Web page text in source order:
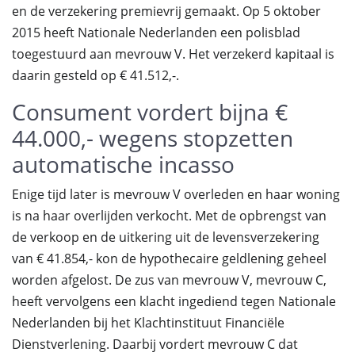
en de verzekering premievrij gemaakt. Op 5 oktober
2015 heeft Nationale Nederlanden een polisblad
toegestuurd aan mevrouw V. Het verzekerd kapitaal is
daarin gesteld op € 41.512,-.
Consument vordert bijna €
44.000,- wegens stopzetten
automatische incasso
Enige tijd later is mevrouw V overleden en haar woning
is na haar overlijden verkocht. Met de opbrengst van
de verkoop en de uitkering uit de levensverzekering
van € 41.854,- kon de hypothecaire geldlening geheel
worden afgelost. De zus van mevrouw V, mevrouw C,
heeft vervolgens een klacht ingediend tegen Nationale
Nederlanden bij het Klachtinstituut Financiële
Dienstverlening. Daarbij vordert mevrouw C dat